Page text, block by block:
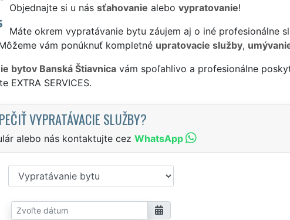
Objednajte si u nás sťahovanie alebo vypratovanie!
Máte okrem vypratávanie bytu záujem aj o iné profesionálne
vám ponúknuť kompletné upratovacie služby,
bytov Banská Štiavnicavám spoľahlivo a profesionálne
EXTRA SERVICES.
VYPRATÁVACIE SLUŽBY?
alebo nás kontaktujte cez WhatsApp